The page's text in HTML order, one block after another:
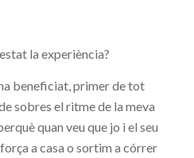
la experiència?
beneficiat, primer de tot
sobres el ritme de la meva
quan veu que jo i el seu
a casa o sortim a córrer